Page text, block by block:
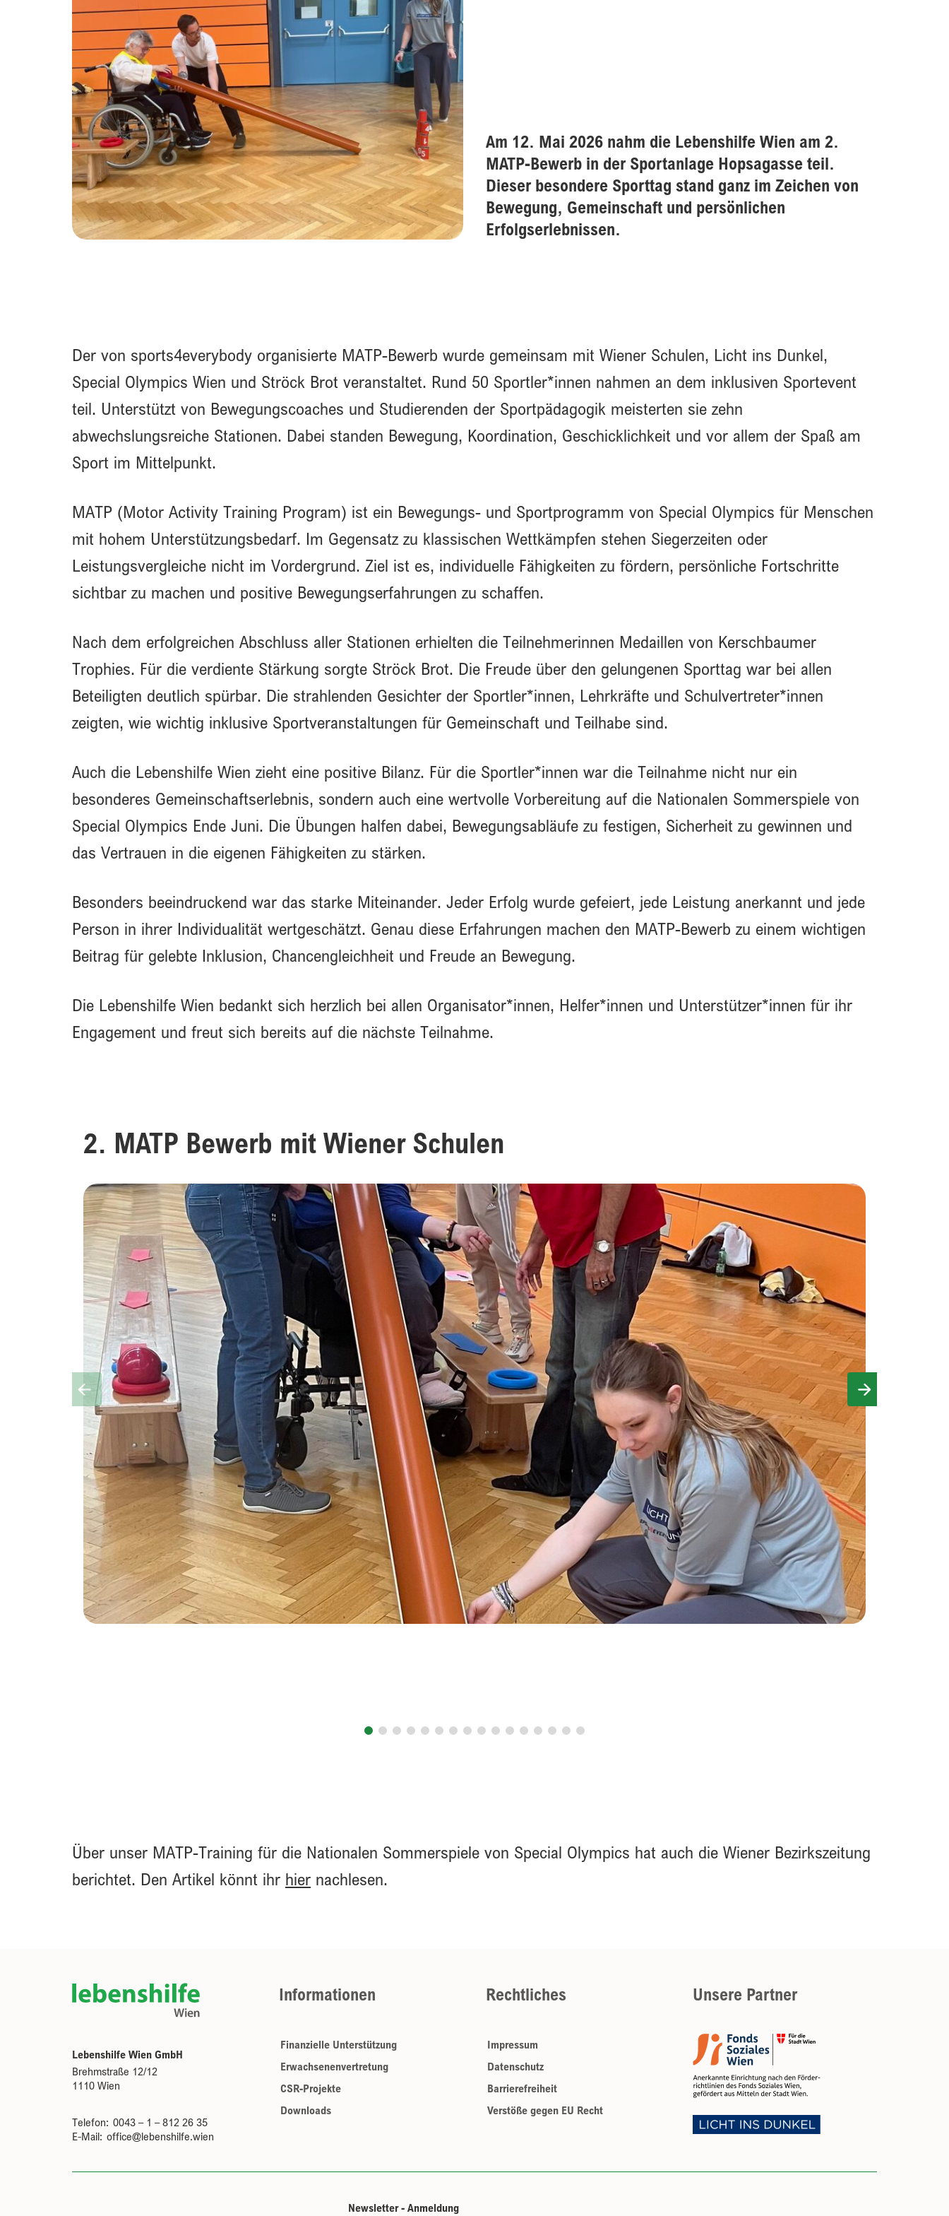
Am 12. Mai 2026 nahm die Lebenshilfe Wien am 2.
MATP-Bewerb in der Sportanlage Hopsagasse teil.
Dieser besondere Sporttag stand ganz im Zeichen von
Bewegung, Gemeinschaft und persönlichen
Erfolgserlebnissen.
Der von sports4everybody organisierte MATP-Bewerb wurde gemeinsam mit Wiener Schulen, Licht ins Dunkel,
Special Olympics Wien und Ströck Brot veranstaltet. Rund 50 Sportler*innen nahmen an dem inklusiven Sportevent
teil. Unterstützt von Bewegungscoaches und Studierenden der Sportpädagogik meisterten sie zehn
abwechslungsreiche Stationen. Dabei standen Bewegung, Koordination, Geschicklichkeit und vor allem der Spaß am
Sport im Mittelpunkt.
MATP (Motor Activity Training Program) ist ein Bewegungs- und Sportprogramm von Special Olympics für Menschen
mit hohem Unterstützungsbedarf. Im Gegensatz zu klassischen Wettkämpfen stehen Siegerzeiten oder
Leistungsvergleiche nicht im Vordergrund. Ziel ist es, individuelle Fähigkeiten zu fördern, persönliche Fortschritte
sichtbar zu machen und positive Bewegungserfahrungen zu schaffen.
Nach dem erfolgreichen Abschluss aller Stationen erhielten die Teilnehmerinnen Medaillen von Kerschbaumer
Trophies. Für die verdiente Stärkung sorgte Ströck Brot. Die Freude über den gelungenen Sporttag war bei allen
Beteiligten deutlich spürbar. Die strahlenden Gesichter der Sportler*innen, Lehrkräfte und Schulvertreter*innen
zeigten, wie wichtig inklusive Sportveranstaltungen für Gemeinschaft und Teilhabe sind.
Auch die Lebenshilfe Wien zieht eine positive Bilanz. Für die Sportler*innen war die Teilnahme nicht nur ein
besonderes Gemeinschaftserlebnis, sondern auch eine wertvolle Vorbereitung auf die Nationalen Sommerspiele von
Special Olympics Ende Juni. Die Übungen halfen dabei, Bewegungsabläufe zu festigen, Sicherheit zu gewinnen und
das Vertrauen in die eigenen Fähigkeiten zu stärken.
Besonders beeindruckend war das starke Miteinander. Jeder Erfolg wurde gefeiert, jede Leistung anerkannt und jede
Person in ihrer Individualität wertgeschätzt. Genau diese Erfahrungen machen den MATP-Bewerb zu einem wichtigen
Beitrag für gelebte Inklusion, Chancengleichheit und Freude an Bewegung.
Die Lebenshilfe Wien bedankt sich herzlich bei allen Organisator*innen, Helfer*innen und Unterstützer*innen für ihr
Engagement und freut sich bereits auf die nächste Teilnahme.
2. MATP Bewerb mit Wiener Schulen
Über unser MATP-Training für die Nationalen Sommerspiele von Special Olympics hat auch die Wiener Bezirkszeitung
berichtet. Den Artikel könnt ihr hier nachlesen.
Lebenshilfe Wien logo
Lebenshilfe Wien GmbH
Brehmstraße 12/12
1110 Wien
Telefon: 0043 – 1 – 812 26 35
E-Mail: office@lebenshilfe.wien
Informationen
Finanzielle Unterstützung
Erwachsenenvertretung
CSR-Projekte
Downloads
Rechtliches
Impressum
Datenschutz
Barrierefreiheit
Verstöße gegen EU Recht
Unsere Partner
Newsletter - Anmeldung